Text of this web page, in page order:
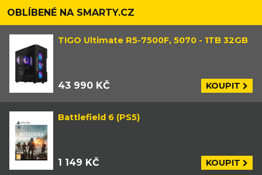
OBLÍBENÉ NA SMARTY.CZ
TIGO Ultimate R5-7500F, 5070 - 1TB 32GB
43 990 KČ KOUPIT
Battlefield 6 (PS5)
1 149 KČ KOUPIT